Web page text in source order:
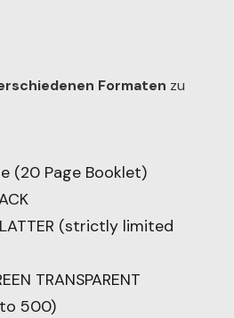
Formaten zu
(20 Page Booklet)
(strictly limited
TRANSPARENT
500)